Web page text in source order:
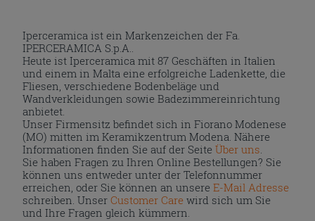
Iperceramica ist ein Markenzeichen der Fa.
IPERCERAMICA S.p.A..
Heute ist Iperceramica mit 87 Geschäften in Italien
und einem in Malta eine erfolgreiche Ladenkette, die
Fliesen, verschiedene Bodenbeläge und
Wandverkleidungen sowie Badezimmereinrichtung
anbietet.
Unser Firmensitz befindet sich in Fiorano Modenese
(MO) mitten im Keramikzentrum Modena. Nähere
Informationen finden Sie auf der Seite Über uns.
Sie haben Fragen zu Ihren Online Bestellungen? Sie
können uns entweder unter der Telefonnummer
erreichen, oder Sie können an unsereE-Mail Adresse
schreiben. UnserCustomer Care wird sich um Sie
und Ihre Fragen gleich kümmern.